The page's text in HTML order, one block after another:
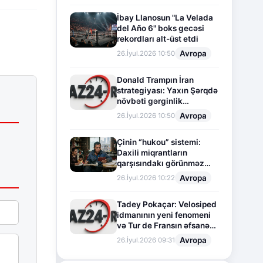
İbay Llanosun "La Velada
del Año 6" boks gecəsi
rekordları alt-üst etdi
26.İyul.2026 10:50 Avropa
Donald Trampın İran
strategiyası: Yaxın Şərqdə
növbəti gərginlik
mərhələsi
26.İyul.2026 10:50 Avropa
Çinin “hukou” sistemi:
Daxili miqrantların
qarşısındakı görünməz
sədd
26.İyul.2026 10:22 Avropa
Tadey Pokaçar: Velosiped
idmanının yeni fenomeni
və Tur de Fransın əfsanəvi
səhifəsi
26.İyul.2026 09:31 Avropa